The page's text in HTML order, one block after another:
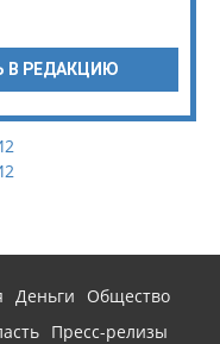
В РЕДАКЦИЮ
Деньги
Общество
Пресс-релизы